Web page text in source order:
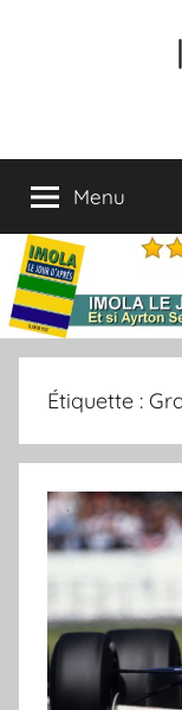
Menu
Étiquette :